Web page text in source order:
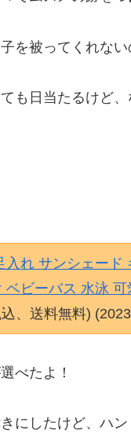
を被ってくれな
も日当たるけど
入れ サンシェー
ベビーバス 水泳
、送料無料)
べたよ！
にしたけど、ハ